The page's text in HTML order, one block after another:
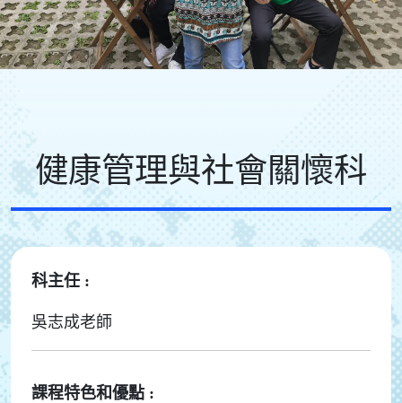
健康管理與社會關懷科
科主任 :
吳志成老師
課程特色和優點 :